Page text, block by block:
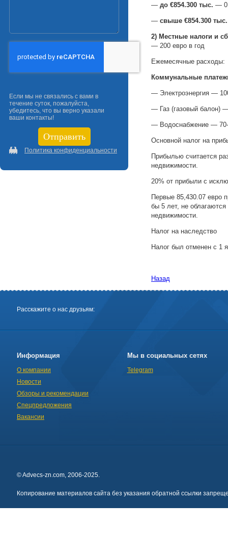
— до €854.300 тыс. —
— свыше €854.300 тыс.
2) Местные налоги и
— 200 евро в год
Ежемесячные расходы:
Коммунальные
— Электроэнергия —
— Газ (газовый балон)
— Водоснабжение —
Основной налог на
Прибылью считается
недвижимости.
20% от прибыли с
Первые 85,430.07 евро
бы 5 лет, не
недвижимости.
Налог на наследство
Налог был отменен с 1
Назад
Если мы не связались с вами в
течение суток, пожалуйста,
убедитесь, что вы верно указали
ваши контакты!
Политика конфиденциальности
Расскажите о нас друзьям:
Информация
О компании
Новости
Обзоры и рекомендации
Спецпредложения
Вакансии
Мы в социальных сетях
Telegram
© Advecs-zn.com, 2006-2025.
Копирование материалов сайта без указания обратной ссылки